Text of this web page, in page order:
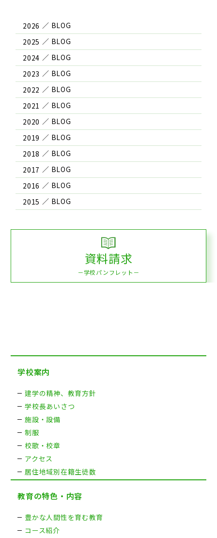
2026
2025
2024
2023
2022
2021
2020
2019
2018
2017
2016
2015
資料請求
－学校パンフレット－
学校案内
建学の精神、教育方針
学校長あいさつ
施設・設備
制服
校歌・校章
アクセス
居住地域別在籍生徒数
教育の特色・内容
豊かな人間性を育む教育
コース紹介